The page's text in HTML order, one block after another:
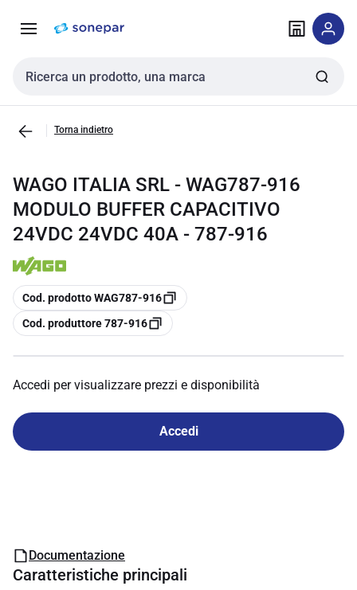
navigazione alla
Cerca input
Torna indietro
WAGO ITALIA SRL - WAG787-916
MODULO BUFFER CAPACITIVO
24VDC 24VDC 40A - 787-916
copia
Cod. prodotto WAG787-916
copia
Cod. produttore 787-916
Accedi per visualizzare prezzi e disponibilità
Accedi
Documentazione
Caratteristiche principali